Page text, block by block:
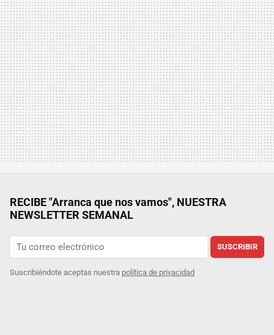
RECIBE "Arranca que nos vamos", NUESTRA
NEWSLETTER SEMANAL
SUSCRIBIR
Suscribiéndote aceptas nuestra política de privacidad